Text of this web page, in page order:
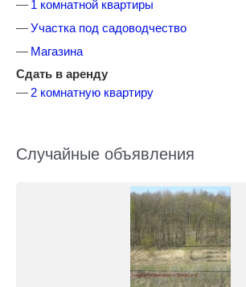
1 комнатной квартиры
Участка под садоводчество
Магазина
Сдать в аренду
2 комнатную квартиру
Случайные объявления